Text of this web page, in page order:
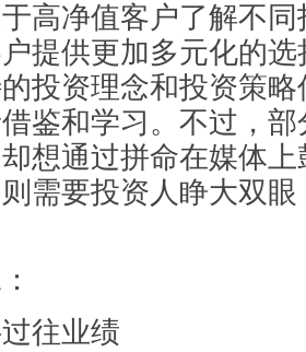
高净值客户了解不
提供更加多元化的
投资理念和投资策
鉴和学习。不过，
想通过拼命在媒体
需要投资人睁大双
往业绩